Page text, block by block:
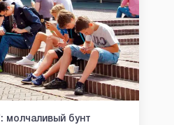
бунт